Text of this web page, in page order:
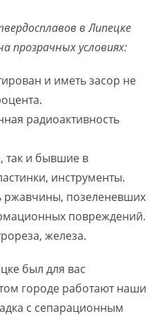
в Липецке
прозрачных условиях:
и иметь засор не
радиоактивность
так и бывшие в
инструменты.
позеленевших
повреждений.
железа.
был для вас
городе работают наши
с сепарационным